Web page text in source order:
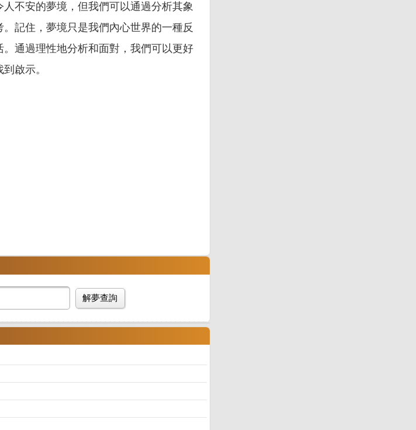
不安的夢境，但我們可以通過分析其象
記住，夢境只是我們內心世界的一種反
通過理性地分析和面對，我們可以更好
啟示。
解夢查詢